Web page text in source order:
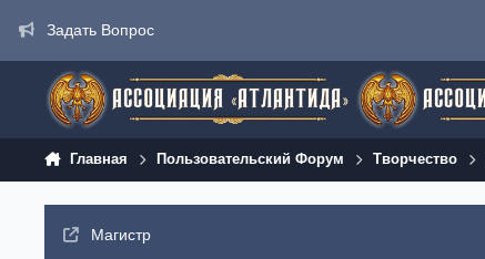
Задать Вопрос
Главная Пользовательский Форум Творчество
Магистр